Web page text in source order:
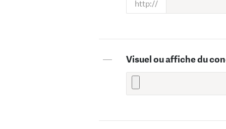
— Visuel ou affiche du